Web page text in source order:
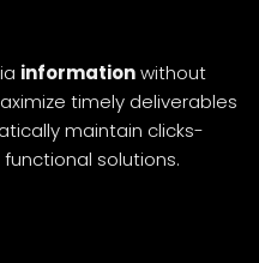
informationwithout
timely deliverables
maintain clicks-
solutions.